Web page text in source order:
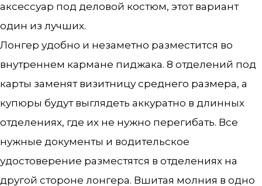
аксессуар под деловой костюм, этот вариант
один из лучших.
Лонгер удобно и незаметно разместится во
внутреннем кармане пиджака. 8 отделений под
карты заменят визитницу среднего размера, а
купюры будут выглядеть аккуратно в длинных
отделениях, где их не нужно перегибать. Все
нужные документы и водительское
удостоверение разместятся в отделениях на
другой стороне лонгера. Вшитая молния в одно